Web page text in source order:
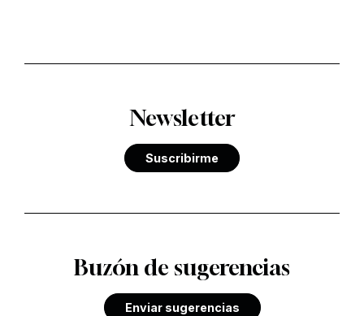
Newsletter
Suscribirme
Buzón de sugerencias
Enviar sugerencias